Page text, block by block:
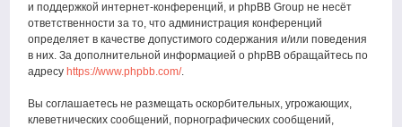
и поддержкой интернет-конференций, и phpBB Group не несёт
ответственности за то, что администрация конференций
определяет в качестве допустимого содержания и/или поведения
в них. За дополнительной информацией о phpBB обращайтесь по
адресу https://www.phpbb.com/.
Вы соглашаетесь не размещать оскорбительных, угрожающих,
клеветнических сообщений, порнографических сообщений,